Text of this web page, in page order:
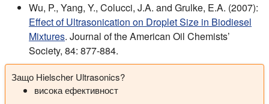
Wu, P., Yang, Y., Colucci, J.A. and Grulke, E.A. (2007):
Effect of Ultrasonication on Droplet Size in Biodiesel
Mixtures. Journal of the American Oil Chemists’
Society, 84: 877-884.
Защо Hielscher Ultrasonics?
висока ефективност